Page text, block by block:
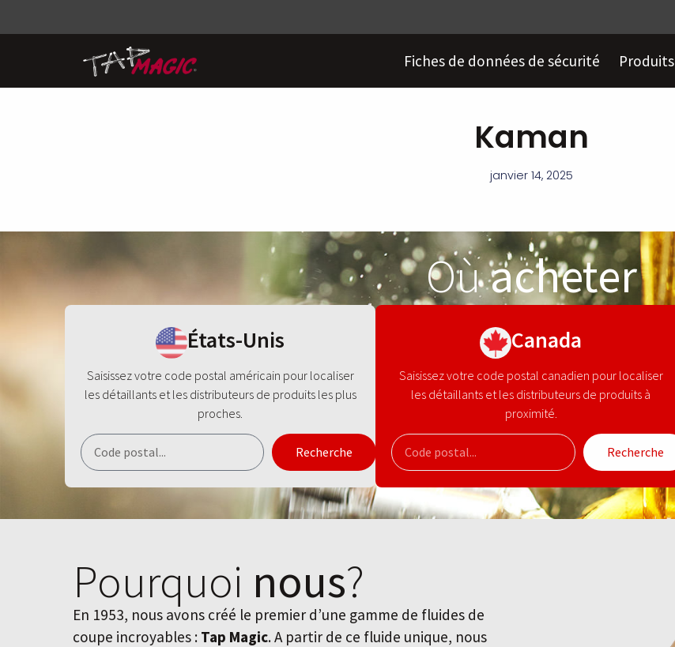
Fiches de données de sécurité Produits
Kaman
janvier 14, 2025
Oùacheter
États-Unis
Saisissez votre code postal américain pour localiser
les détaillants et les distributeurs de produits les plus
proches.
Recherche
Canada
Saisissez votre code postal canadien pour localiser
les détaillants et les distributeurs de produits à
proximité.
Recherche
Pourquoi nous?
En 1953, nous avons créé le premier d’une gamme de fluides de
coupe incroyables : Tap Magic. A partir de ce fluide unique, nous